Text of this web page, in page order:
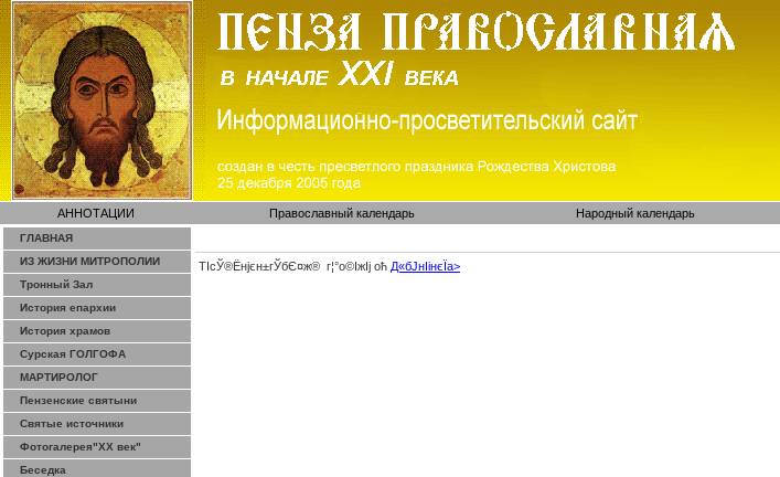
АННОТАЦИИ Православный календарь Народный календарь
ГЛАВНАЯ
ИЗ ЖИЗНИ МИТРОПОЛИИ
Тронный Зал
История епархии
История храмов
Сурская ГОЛГОФА
МАРТИРОЛОГ
Пензенские святыни
Святые источники
Фотогалерея"ХХ век"
Беседка
ТІсЎ®Ёнјєн±­гЎ­бЄ¤ж® г¦°о©ІжІј оћ Д«бЈ­нІінєЇa>